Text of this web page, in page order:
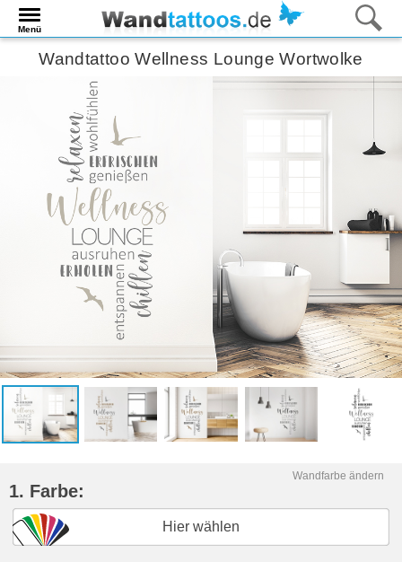
Menü
Wandtattoo Wellness Lounge Wortwolke
Wandfarbe ändern
1. Farbe:
Hier wählen